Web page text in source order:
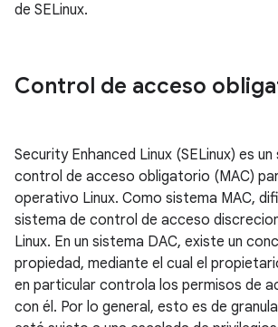
de SELinux.
Control de acceso
Security Enhanced Linux (SELinux) es
control de acceso obligatorio (MAC)
operativo Linux. Como sistema MAC,
sistema de control de acceso
Linux. En un sistema DAC, existe un
propiedad, mediante el cual el
en particular controla los permisos de
con él. Por lo general, esto es de